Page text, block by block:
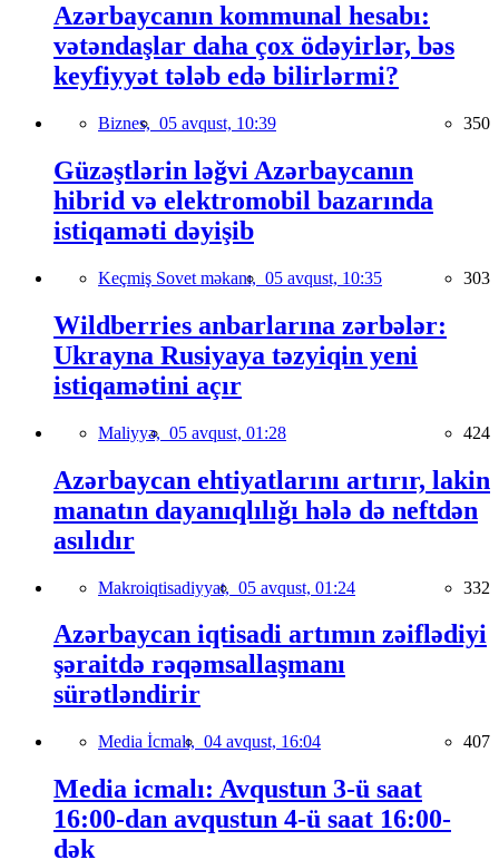
Azərbaycanın kommunal hesabı:
vətəndaşlar daha çox ödəyirlər, bəs
keyfiyyət tələb edə bilirlərmi?
Biznes, 05 avqust, 10:39 350
Güzəştlərin ləğvi Azərbaycanın
hibrid və elektromobil bazarında
istiqaməti dəyişib
Keçmiş Sovet məkanı, 05 avqust, 10:35 303
Wildberries anbarlarına zərbələr:
Ukrayna Rusiyaya təzyiqin yeni
istiqamətini açır
Maliyyə, 05 avqust, 01:28 424
Azərbaycan ehtiyatlarını artırır, lakin
manatın dayanıqlılığı hələ də neftdən
asılıdır
Makroiqtisadiyyat, 05 avqust, 01:24 332
Azərbaycan iqtisadi artımın zəiflədiyi
şəraitdə rəqəmsallaşmanı
sürətləndirir
Media İcmalı, 04 avqust, 16:04 407
Media icmalı: Avqustun 3-ü saat
16:00-dan avqustun 4-ü saat 16:00-
dək